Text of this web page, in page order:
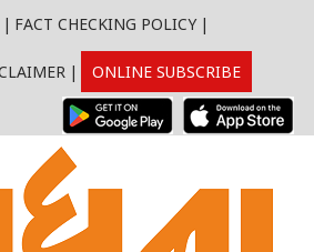
| FACT CHECKING POLICY |
| ONLINE SUBSCRIBE